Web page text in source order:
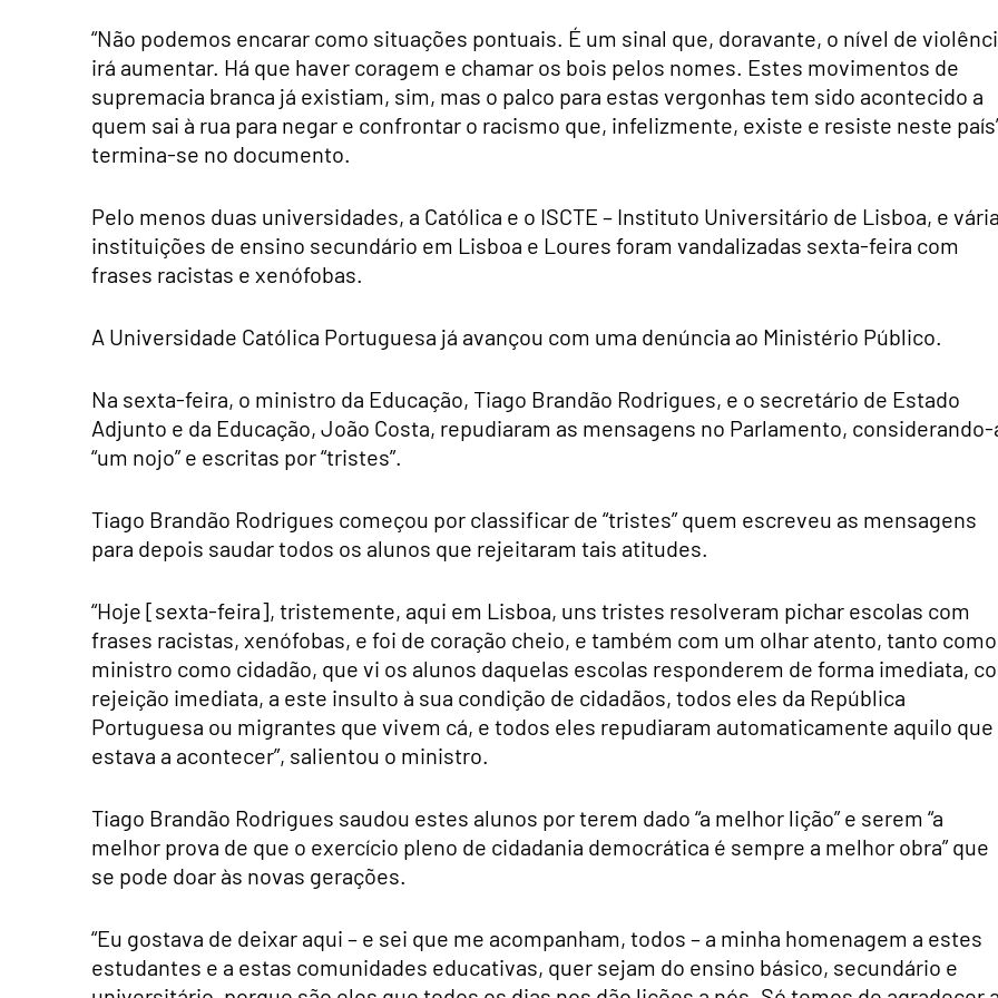
“Não podemos encarar como situações pontuais. É um sinal que, doravante, o nível de
irá aumentar. Há que haver coragem e chamar os bois pelos nomes. Estes movimentos de
supremacia branca já existiam, sim, mas o palco para estas vergonhas tem sido acontecido a
quem sai à rua para negar e confrontar o racismo que, infelizmente, existe e resiste neste
termina-se no documento.
Pelo menos duas universidades, a Católica e o ISCTE – Instituto Universitário de Lisboa, e
instituições de ensino secundário em Lisboa e Loures foram vandalizadas sexta-feira com
frases racistas e xenófobas.
A Universidade Católica Portuguesa já avançou com uma denúncia ao Ministério Público.
Na sexta-feira, o ministro da Educação, Tiago Brandão Rodrigues, e o secretário de Estado
Adjunto e da Educação, João Costa, repudiaram as mensagens no Parlamento, considerando-
“um nojo” e escritas por “tristes”.
Tiago Brandão Rodrigues começou por classificar de “tristes” quem escreveu as mensagens
para depois saudar todos os alunos que rejeitaram tais atitudes.
“Hoje [sexta-feira], tristemente, aqui em Lisboa, uns tristes resolveram pichar escolas com
frases racistas, xenófobas, e foi de coração cheio, e também com um olhar atento, tanto como
ministro como cidadão, que vi os alunos daquelas escolas responderem de forma imediata,
rejeição imediata, a este insulto à sua condição de cidadãos, todos eles da República
Portuguesa ou migrantes que vivem cá, e todos eles repudiaram automaticamente aquilo que
estava a acontecer”, salientou o ministro.
Tiago Brandão Rodrigues saudou estes alunos por terem dado “a melhor lição” e serem “a
melhor prova de que o exercício pleno de cidadania democrática é sempre a melhor obra” que
se pode doar às novas gerações.
“Eu gostava de deixar aqui – e sei que me acompanham, todos – a minha homenagem a estes
estudantes e a estas comunidades educativas, quer sejam do ensino básico, secundário e